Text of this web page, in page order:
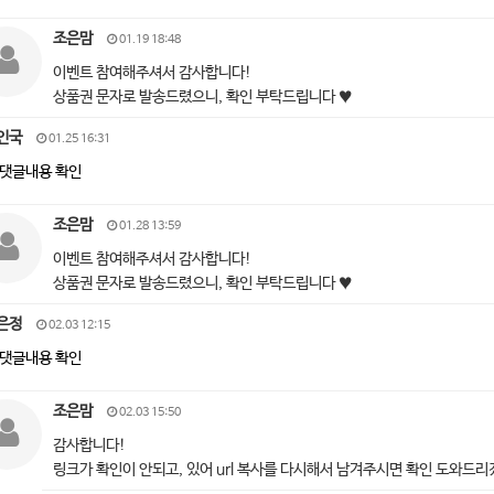
조은맘 01.19 18:48
이벤트 참여해주셔서 감사합니다!
상품권 문자로 발송드렸으니, 확인 부탁드립니다 ♥
국 01.25 16:31
댓글내용 확인
조은맘 01.28 13:59
이벤트 참여해주셔서 감사합니다!
상품권 문자로 발송드렸으니, 확인 부탁드립니다 ♥
정 02.03 12:15
댓글내용 확인
조은맘 02.03 15:50
감사합니다!
링크가 확인이 안되고, 있어 url 복사를 다시해서 남겨주시면 확인 도와드리